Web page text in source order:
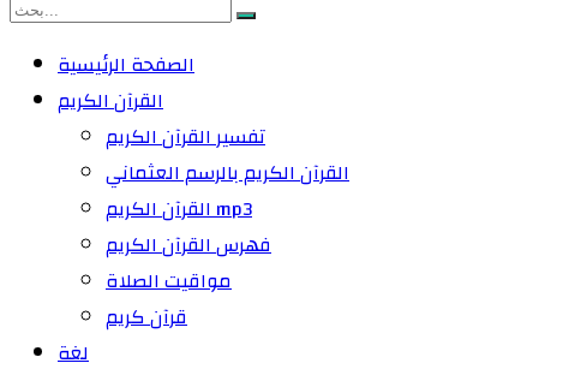
الصفحة الرئيسية
القرآن الكريم
تفسير القرآن الكريم
القرآن الكريم بالرسم العثماني
القرآن الكريم mp3
فهرس القرآن الكريم
مواقيت الصلاة
قرآن كريم
لغة